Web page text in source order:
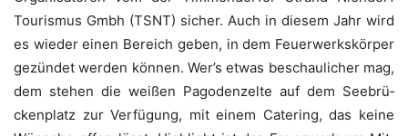
Tou­ris­mus Gmbh (TSNT) sicher. Auch in die­sem Jahr wird
es wie­der einen Bereich geben, in dem Feu­er­werks­kör­per
gezün­det wer­den kön­nen. Wer’s etwas beschau­li­cher mag,
dem ste­hen die wei­ßen Pago­den­zel­te auf dem See­brü­
cken­platz zur Ver­fü­gung, mit einem Cate­ring, das kei­ne